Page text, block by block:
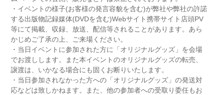
・イベントの様子(お客様の発言容貌を含む)が弊社や弊社の許諾
する出版物記録媒体(DVDを含む)Webサイト携帯サイト店頭PV
等にて掲載、収録、放送、配信等されることがあります。あら
かじめご了承の上、ご来場ください。
・当日イベントに参加された方に「オリジナルグッズ」を会場
でお渡しします。また本イベントのオリジナルグッズの転売、
譲渡は、いかなる場合にも固くお断りいたします。
・当日参加されなかった方への「オリジナルグッズ」の発送対
応などは致しかねます。また、他の参加者への受取り委任もお